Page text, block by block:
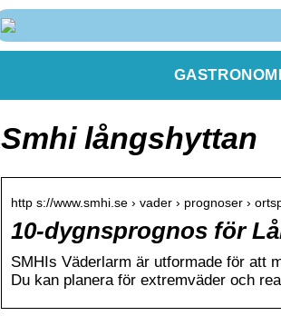
GASTRONOMI
Smhi långshyttan
http s://www.smhi.se › vader › prognoser ›
10-dygnsprognos för
SMHIs Väderlarm är utformade för att
Du kan planera för extremväder och